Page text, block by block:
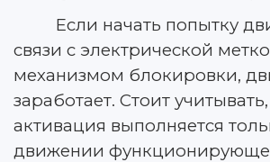
Если начать попытку
связи с электрической
механизмом блокировки,
заработает. Стоит
активация выполняется
движении